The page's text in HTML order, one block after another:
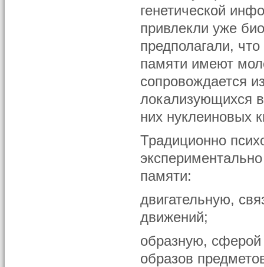
генетической
привлекли уже
предполагали,
памяти имеют
сопровождается
локализующихся
них нуклеиновых
Традиционно
памяти:
двигательную,
движений;
образную, сферой
образов